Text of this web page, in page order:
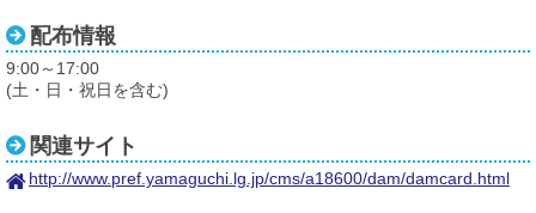
配布情報
9:00～17:00
(土・日・祝日を含む)
関連サイト
http://www.pref.yamaguchi.lg.jp/cms/a18600/dam/damcard.html